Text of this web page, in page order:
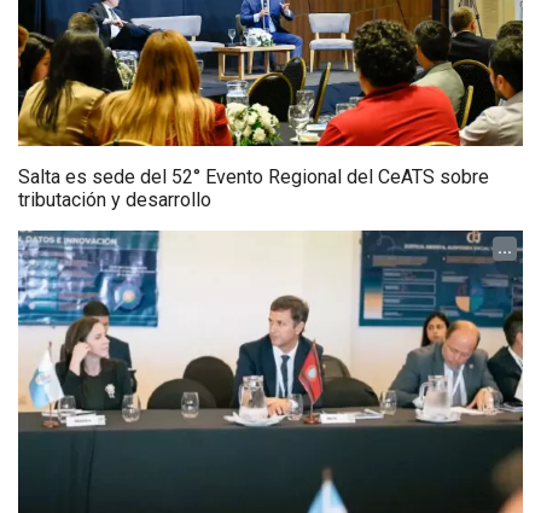
Salta es sede del 52° Evento Regional del CeATS sobre
tributación y desarrollo
...